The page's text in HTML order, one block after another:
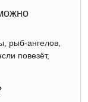
рыб-ангелов,
повезёт,